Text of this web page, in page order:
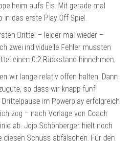
aufs Eis. Mit gerade mal
in das erste Play Off Spiel.
Drittel – leider mal wieder –
zwei individuelle Fehler mussten
einen 0:2 Rückstand hinnehmen.
wir lange relativ offen halten. Dann
so dass wir knapp fünf
im Powerplay erfolgreich
zog – nach Vorlage von Coach
ab. Jojo Schönberger hielt noch
diesen Schuss abfälschen. Für den